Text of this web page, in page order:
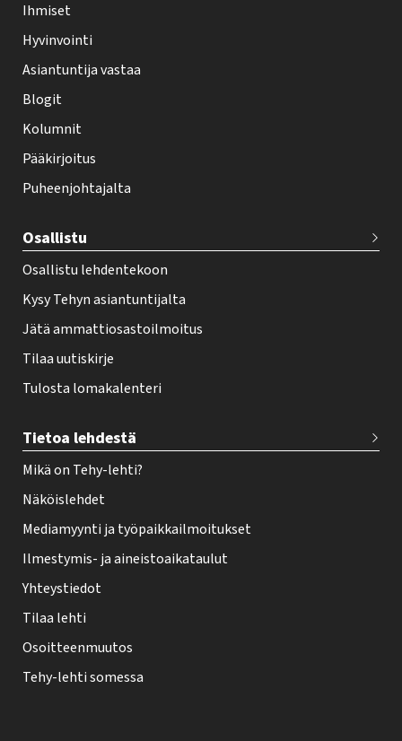
e
h
t
i
f
o
t
r
Ihmiset
Hyvinvointi
Asiantuntija vastaa
Blogit
Kolumnit
Pääkirjoitus
Puheenjohtajalta
Osallistu
Osallistu lehdentekoon
Kysy Tehyn asiantuntijalta
Jätä ammattiosastoilmoitus
Tilaa uutiskirje
Tulosta lomakalenteri
Tietoa lehdestä
Mikä on Tehy-lehti?
Näköislehdet
Mediamyynti ja työpaikkailmoitukset
Ilmestymis- ja aineistoaikataulut
Yhteystiedot
Tilaa lehti
Osoitteenmuutos
Tehy-lehti somessa